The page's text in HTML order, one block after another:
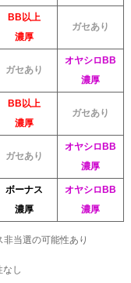
BB以上
濃厚
ガセあり
ガセあり
オヤシロBB
濃厚
BB以上
濃厚
ガセあり
ガセあり
オヤシロBB
濃厚
ボーナス
濃厚
オヤシロBB
濃厚
当選の可能性あり
し